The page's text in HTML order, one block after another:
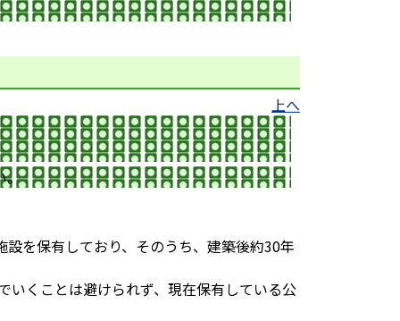
上へ
。
を保有しており、そのうち、建築後約30年
くことは避けられず、現在保有している公